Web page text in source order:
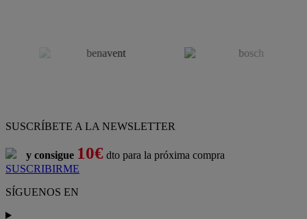
SUSCRÍBETE A LA NEWSLETTER
y consigue 10€ dto para la próxima compra
SUSCRIBIRME
SÍGUENOS EN